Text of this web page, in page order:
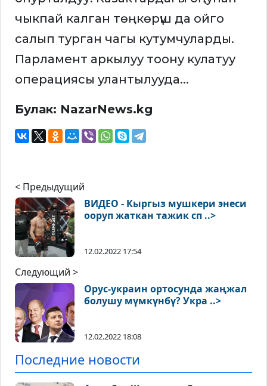
чыкпай калган төңкөрүш да ойго
салып турган чагы кутумчуларды.
Парламент аркылуу тоону кулатуу
операциясы улантылууда...
Булак: NazarNews.kg
< Предыдущий
ВИДЕО - Кыргыз мушкери энеси
ооруп жаткан тажик сп ..>
12.02.2022 17:54
Следующий >
Орус-украин ортосунда жаңжал
болушу мүмкүнбү? Укра ..>
12.02.2022 18:08
Последние новости